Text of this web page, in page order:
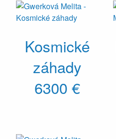
Kosmické
záhady
6300 €